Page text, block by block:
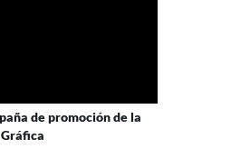
de promoción de la